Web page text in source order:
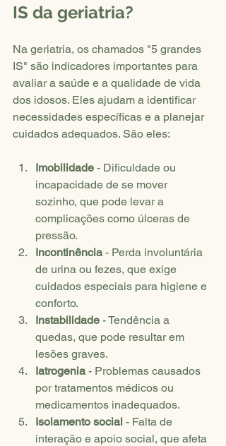
IS da geriatria?
Na geriatria, os chamados "5 grandes
IS" são indicadores importantes para
avaliar a saúde e a qualidade de vida
dos idosos. Eles ajudam a identificar
necessidades específicas e a planejar
cuidados adequados. São eles:
Imobilidade - Dificuldade ou
incapacidade de se mover
sozinho, que pode levar a
complicações como úlceras de
pressão.
Incontinência - Perda involuntária
de urina ou fezes, que exige
cuidados especiais para higiene e
conforto.
Instabilidade - Tendência a
quedas, que pode resultar em
lesões graves.
Iatrogenia - Problemas causados
por tratamentos médicos ou
medicamentos inadequados.
Isolamento social - Falta de
interação e apoio social, que afeta